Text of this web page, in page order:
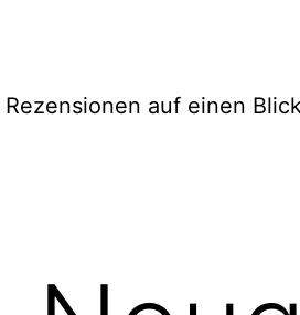
Rezensionen auf einen